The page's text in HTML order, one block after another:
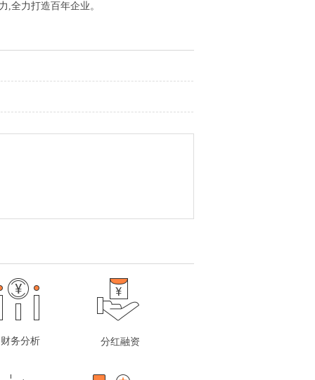
,全力打造百年企业。
财务分析 分红融资